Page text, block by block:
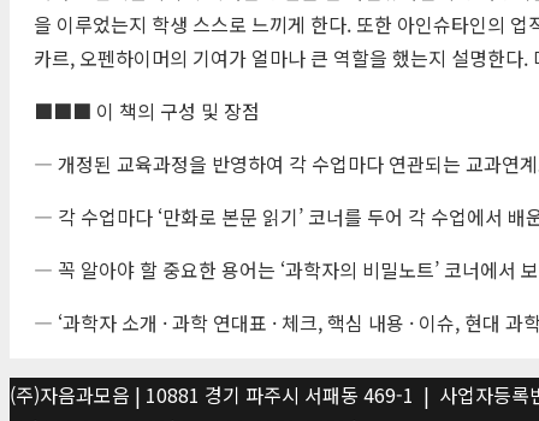
을 이루었는지 학생 스스로 느끼게 한다. 또한 아인슈타인의
카르, 오펜하이머의 기여가 얼마나 큰 역할을 했는지 설명한
■■■ 이 책의 구성 및 장점
― 개정된 교육과정을 반영하여 각 수업마다 연관되는 교과연
― 각 수업마다 ‘만화로 본문 읽기’ 코너를 두어 각 수업에서
― 꼭 알아야 할 중요한 용어는 ‘과학자의 비밀노트’ 코너에서
― ‘과학자 소개 · 과학 연대표 · 체크, 핵심 내용 · 이슈, 현대
(주)자음과모음 | 10881 경기 파주시 서패동 469-1 | 사업자등